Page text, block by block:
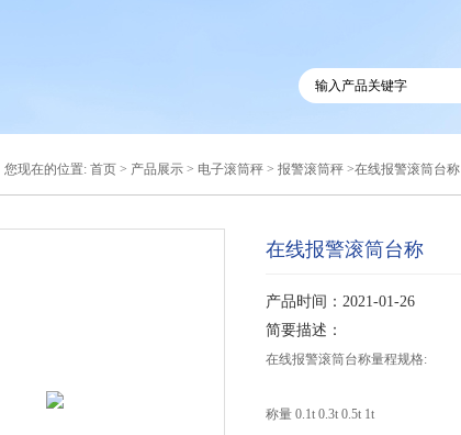
您现在的位置: 首页 > 产品展示 > 电子滚筒秤 > 报警滚筒秤 >在线报警滚筒台称
在线报警滚筒台称
产品时间：2021-01-26
简要描述：
在线报警滚筒台称量程规格:
称量 0.1t 0.3t 0.5t 1t